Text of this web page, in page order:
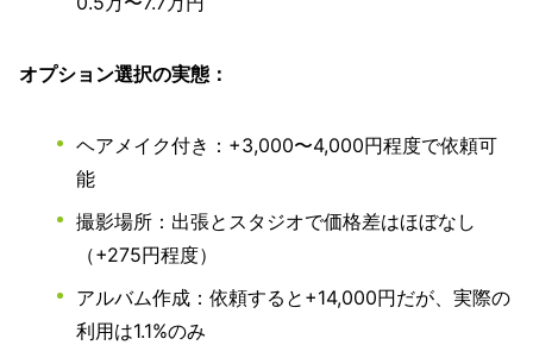
オプション選択の実態：
ヘアメイク付き：+3,000〜4,000円程度で依頼可
能
撮影場所：出張とスタジオで価格差はほぼなし
（+275円程度）
アルバム作成：依頼すると+14,000円だが、実際の
利用は1.1%のみ